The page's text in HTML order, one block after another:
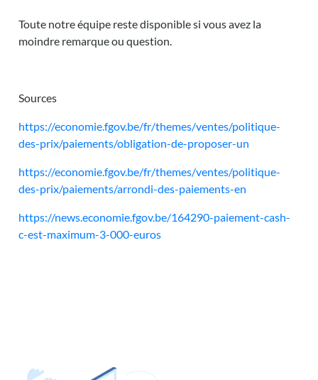
Toute notre équipe reste disponible si vous avez la
moindre remarque ou question.
Sources
https://economie.fgov.be/fr/themes/ventes/politique-
des-prix/paiements/obligation-de-proposer-un
https://economie.fgov.be/fr/themes/ventes/politique-
des-prix/paiements/arrondi-des-paiements-en
https://news.economie.fgov.be/164290-paiement-cash-
c-est-maximum-3-000-euros